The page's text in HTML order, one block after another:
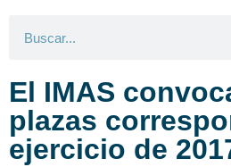
El IMAS
plazas
ejercicio de